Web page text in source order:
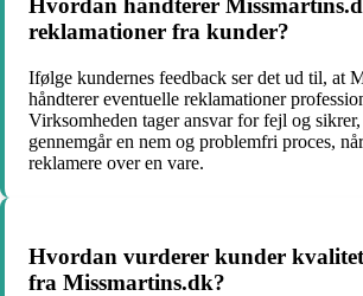
Hvordan håndterer
reklamationer fra kunder?
Ifølge kundernes feedback ser det ud til, at
håndterer eventuelle reklamationer
Virksomheden tager ansvar for fejl og
gennemgår en nem og problemfri proces,
reklamere over en vare.
Hvordan vurderer kunder
fra Missmartins.dk?